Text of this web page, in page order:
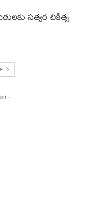
సత్వర చికిత్స
-